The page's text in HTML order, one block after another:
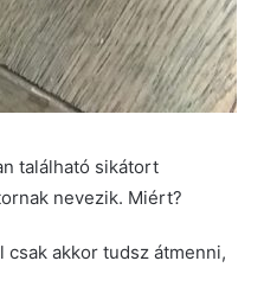
található sikátort
nevezik. Miért?
csak akkor tudsz átmenni,